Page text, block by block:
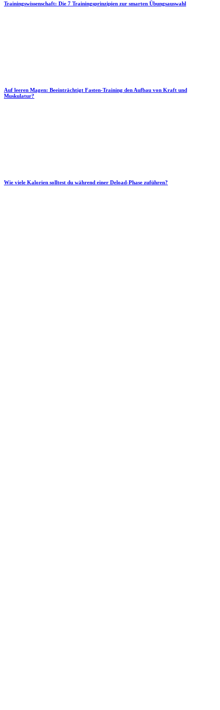
Trainingswissenschaft: Die 7 Trainingsprinzipien zur smarten Übungsauswahl
Auf leeren Magen: Beeinträchtigt Fasten-Training den Aufbau von Kraft und
Muskulatur?
Wie viele Kalorien solltest du während einer Deload-Phase zuführen?